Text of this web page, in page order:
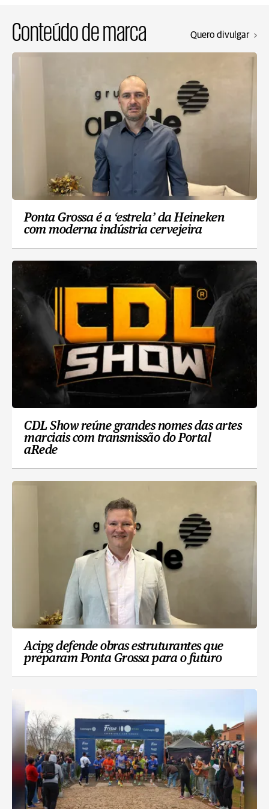
Conteúdo de marca Quero divulgar
Ponta Grossa é a ‘estrela’ da Heineken
com moderna indústria cervejeira
CDL Show reúne grandes nomes das artes
marciais com transmissão do Portal
aRede
Acipg defende obras estruturantes que
preparam Ponta Grossa para o futuro